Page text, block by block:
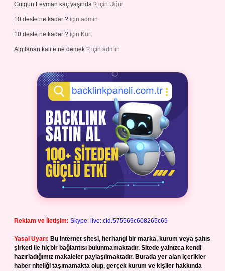
Gulgun Feyman kaç yaşında ? için Uğur
10 deste ne kadar ? için admin
10 deste ne kadar ? için Kurt
Algılanan kalite ne demek ? için admin
Reklam ve İletişim: Skype: live:.cid.575569c608265c69
Yasal Uyarı: Bu internet sitesi, herhangi bir marka, kurum veya şahıs
şirketi ile hiçbir bağlantısı bulunmamaktadır. Sitede yalnızca kendi
hazırladığımız makaleler paylaşılmaktadır. Burada yer alan içerikler
haber niteliği taşımamakta olup, gerçek kurum ve kişiler hakkında